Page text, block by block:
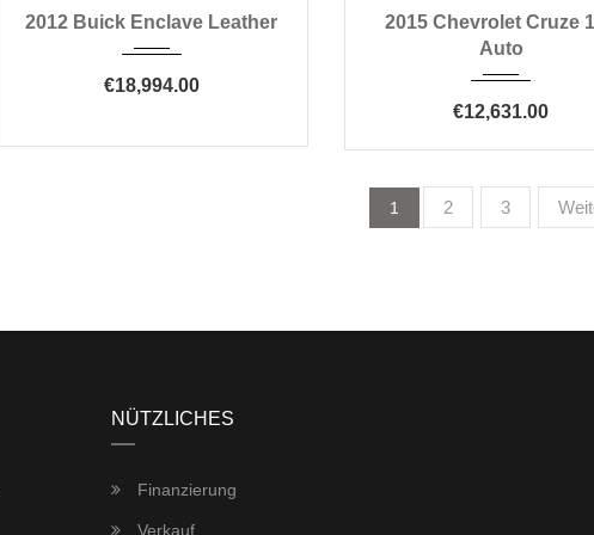
84082
2012 Buick Enclave Leather
€18,994.00
20662
2015 Chevrolet Cruze
Auto
€12,631.00
1 2 3
NÜTZLICHES
Finanzierung
Verkauf